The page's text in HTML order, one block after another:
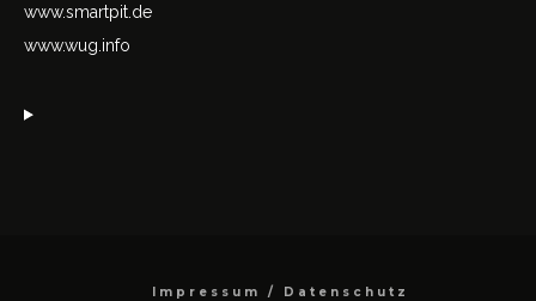
www.smartpit.de
www.wug.info
Impressum / Datenschutz